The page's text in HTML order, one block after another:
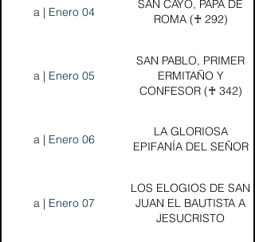
a | Enero 04
SAN CAYO, PAPA DE
ROMA (♰ 292)
a | Enero 05
SAN PABLO, PRIMER
ERMITAÑO Y
CONFESOR (♰ 342)
a | Enero 06
LA GLORIOSA
EPIFANÍA DEL SEÑOR
a | Enero 07
LOS ELOGIOS DE SAN
JUAN EL BAUTISTA A
JESUCRISTO